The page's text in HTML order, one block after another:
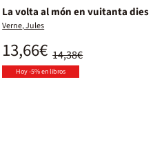
La volta al món en vuitanta dies
Verne, Jules
14,38€
13,66€
Hoy -5% en libros